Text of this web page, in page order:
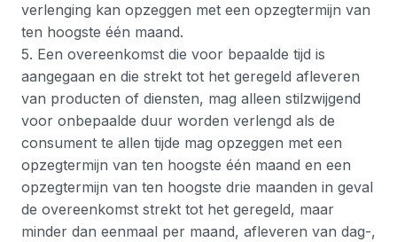
verlenging kan opzeggen met een opzegtermijn van
ten hoogste één maand.
5. Een overeenkomst die voor bepaalde tijd is
aangegaan en die strekt tot het geregeld afleveren
van producten of diensten, mag alleen stilzwijgend
voor onbepaalde duur worden verlengd als de
consument te allen tijde mag opzeggen met een
opzegtermijn van ten hoogste één maand en een
opzegtermijn van ten hoogste drie maanden in geval
de overeenkomst strekt tot het geregeld, maar
minder dan eenmaal per maand, afleveren van dag-,